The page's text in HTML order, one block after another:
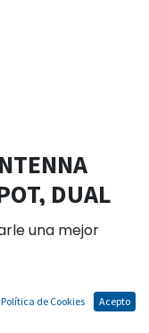
DUAL
una mejor
Política de Cookies Acepto